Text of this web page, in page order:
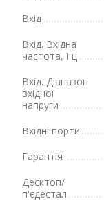
Вхід
Вхід. Вхідна
частота, Гц
Вхід. Діапазон
вхідної
напруги
Вхідні порти
Гарантія
Десктоп/
п'єдестал